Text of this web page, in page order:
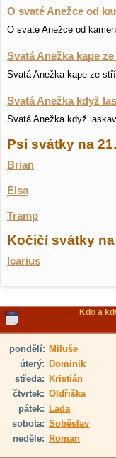
O svaté Anežce od
O svaté Anežce od
Svatá Anežka kape
Svatá Anežka kape ze
Svatá Anežka když
Svatá Anežka když
Psí svátky na
Brian
Elsa
Tramp
Kočičí svátky
Icarius
Kdo a
pondělí: Miluše
úterý: Dominik
středa: Kristián
čtvrtek: Oldřiška
pátek: Lada
sobota: Soběslav
neděle: Roman